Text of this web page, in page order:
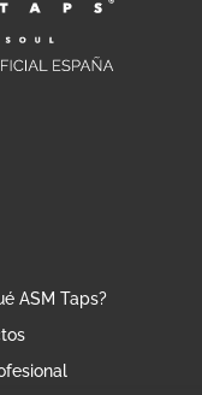
ASM Taps?